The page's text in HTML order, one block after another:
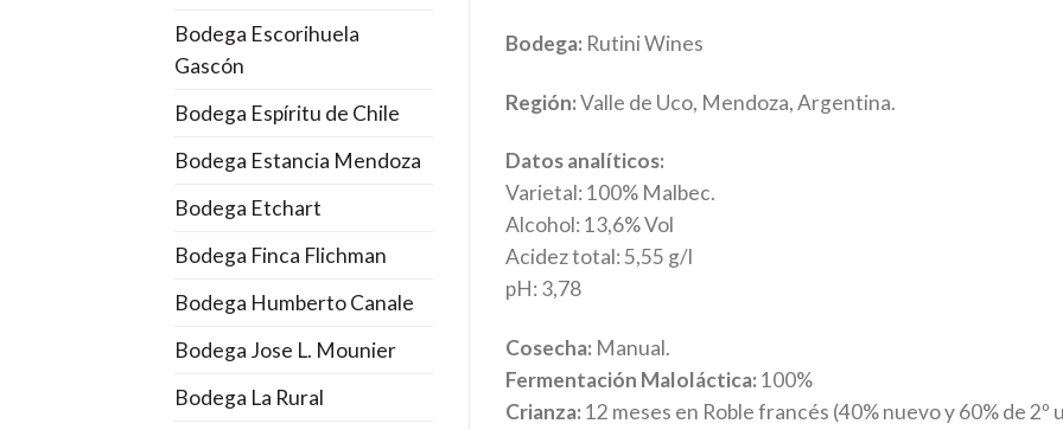
Bodega Escorihuela
Gascón
Bodega Espíritu de Chile
Bodega Estancia Mendoza
Bodega Etchart
Bodega Finca Flichman
Bodega Humberto Canale
Bodega Jose L. Mounier
Bodega La Rural
Bodega:Rutini Wines
Región:Valle de Uco, Mendoza, Argentina.
Datos analíticos:
Varietal: 100% Malbec.
Alcohol: 13,6% Vol
Acidez total: 5,55 g/l
pH: 3,78
Cosecha:Manual.
Fermentación Maloláctica:100%
Crianza:12 meses en Roble francés (40% nuevo y 60% de 2º